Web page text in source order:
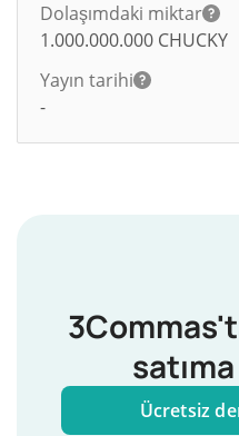
Dolaşımdaki miktar
1.000.000.000 CHUCKY
Yayın tarihi
-
Ücretsiz